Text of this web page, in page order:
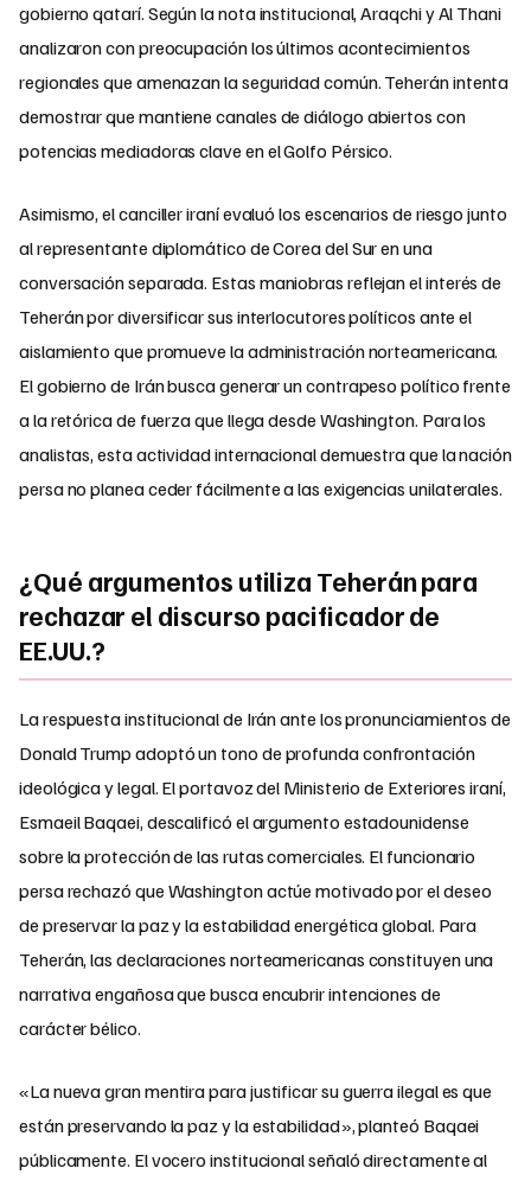
gobierno qatarí. Según la nota institucional, Araqchi y Al Thani
analizaron con preocupación los últimos acontecimientos
regionales que amenazan la seguridad común. Teherán intenta
demostrar que mantiene canales de diálogo abiertos con
potencias mediadoras clave en el Golfo Pérsico.
Asimismo, el canciller iraní evaluó los escenarios de riesgo junto
al representante diplomático de Corea del Sur en una
conversación separada. Estas maniobras reflejan el interés de
Teherán por diversificar sus interlocutores políticos ante el
aislamiento que promueve la administración norteamericana.
El gobierno de Irán busca generar un contrapeso político frente
a la retórica de fuerza que llega desde Washington. Para los
analistas, esta actividad internacional demuestra que la nación
persa no planea ceder fácilmente a las exigencias unilaterales.
¿Qué argumentos utiliza Teherán para
rechazar el discurso pacificador de
EE.UU.?
La respuesta institucional de Irán ante los pronunciamientos de
Donald Trump adoptó un tono de profunda confrontación
ideológica y legal. El portavoz del Ministerio de Exteriores iraní,
Esmaeil Baqaei, descalificó el argumento estadounidense
sobre la protección de las rutas comerciales. El funcionario
persa rechazó que Washington actúe motivado por el deseo
de preservar la paz y la estabilidad energética global. Para
Teherán, las declaraciones norteamericanas constituyen una
narrativa engañosa que busca encubrir intenciones de
carácter bélico.
«La nueva gran mentira para justificar su guerra ilegal es que
están preservando la paz y la estabilidad», planteó Baqaei
públicamente. El vocero institucional señaló directamente al